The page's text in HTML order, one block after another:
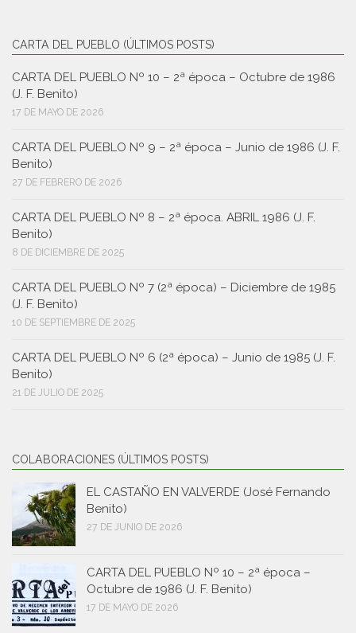
CARTA DEL PUEBLO (ÚLTIMOS POSTS)
CARTA DEL PUEBLO Nº 10 – 2ª época – Octubre de 1986
(J. F. Benito)
17 DE MAYO DE 2026
CARTA DEL PUEBLO Nº 9 – 2ª época – Junio de 1986 (J. F.
Benito)
27 DE FEBRERO DE 2026
CARTA DEL PUEBLO Nº 8 – 2ª época. ABRIL 1986 (J. F.
Benito)
8 DE DICIEMBRE DE 2025
CARTA DEL PUEBLO Nº 7 (2ª época) – Diciembre de 1985
(J. F. Benito)
10 DE SEPTIEMBRE DE 2025
CARTA DEL PUEBLO Nº 6 (2ª época) – Junio de 1985 (J. F.
Benito)
21 DE JULIO DE 2025
COLABORACIONES (ÚLTIMOS POSTS)
EL CASTAÑO EN VALVERDE (José Fernando
Benito)
27 DE JUNIO DE 2026
CARTA DEL PUEBLO Nº 10 – 2ª época –
Octubre de 1986 (J. F. Benito)
17 DE MAYO DE 2026